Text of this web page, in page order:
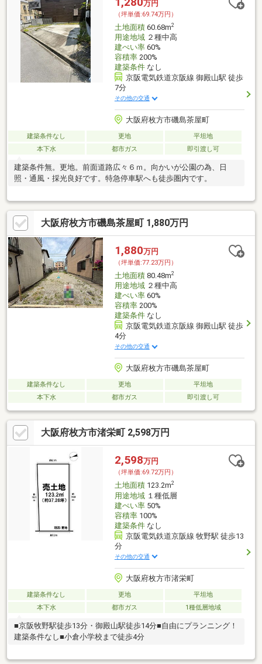
万円
（坪単価:69.74万円）
土地面積60.68m2
用途地域２種中高
建ぺい率60%
容積率200%
建築条件なし
京阪電気鉄道京阪線 御殿山駅 徒歩
7分
その他の交通
大阪府枚方市磯島茶屋町
建築条件なし 更地
平坦地
本下水
都市ガス 即引渡し可
建築条件無。更地。前面道路広々６ｍ。向かいが公園の為、日
照・通風・採光良好です。特急停車駅へも徒歩圏内です。
大阪府枚方市磯島茶屋町 1,880万円
1,880万円
（坪単価:77.23万円）
土地面積80.48m2
用途地域２種中高
建ぺい率60%
容積率200%
建築条件なし
京阪電気鉄道京阪線 御殿山駅 徒歩
4分
その他の交通
大阪府枚方市磯島茶屋町
建築条件なし 更地
平坦地
本下水
都市ガス 即引渡し可
大阪府枚方市渚栄町 2,598万円
2,598万円
（坪単価:69.72万円）
土地面積123.2m2
用途地域１種低層
建ぺい率50%
容積率100%
建築条件なし
京阪電気鉄道京阪線 牧野駅 徒歩13
分
その他の交通
大阪府枚方市渚栄町
建築条件なし 更地
平坦地
本下水
都市ガス 1種低層地域
■京阪牧野駅徒歩13分・御殿山駅徒歩14分■自由にプランニング！
建築条件なし■小倉小学校まで徒歩4分